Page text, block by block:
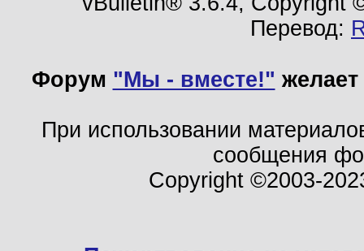
Перевод:
Форум "Мы - вместе!"
При использовании
сообщения
Copyright ©2003-